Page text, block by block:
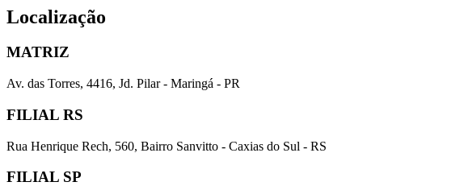
Localização
MATRIZ
Av. das Torres, 4416, Jd. Pilar - Maringá - PR
FILIAL RS
Rua Henrique Rech, 560, Bairro Sanvitto - Caxias do Sul - RS
FILIAL SP